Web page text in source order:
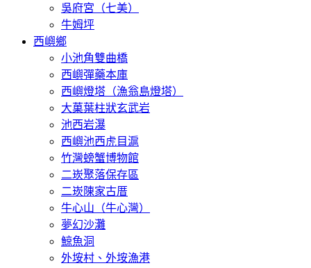
吳府宮（七美）
牛姆坪
西嶼鄉
小池角雙曲橋
西嶼彈藥本庫
西嶼燈塔（漁翁島燈塔）
大菓葉柱狀玄武岩
池西岩瀑
西嶼池西虎目滬
竹灣螃蟹博物館
二崁聚落保存區
二崁陳家古厝
牛心山（牛心灣）
夢幻沙灘
鯨魚洞
外垵村、外垵漁港